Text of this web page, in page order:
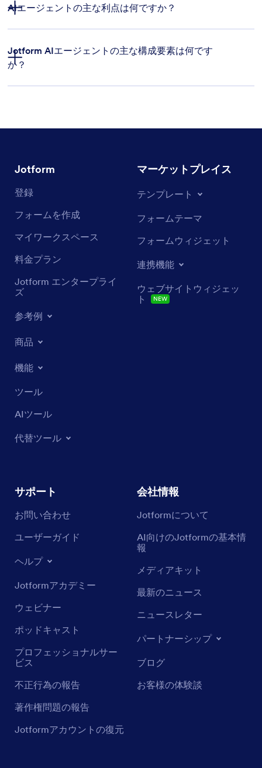
AIエージェントの主な利点は何ですか？
Jotform AIエージェントの主な構成要素は何です
か？
Jotform
登録
フォームを作成
マイワークスペース
料金プラン
Jotform エンタープライ
ズ
参考例
商品
機能
ツール
AIツール
代替ツール
マーケットプレイス
テンプレート
フォームテーマ
フォームウィジェット
連携機能
ウェブサイトウィジェッ
ト
NEW
サポート
お問い合わせ
ユーザーガイド
ヘルプ
Jotformアカデミー
ウェビナー
ポッドキャスト
プロフェッショナルサー
ビス
不正行為の報告
著作権問題の報告
Jotformアカウントの復元
会社情報
Jotformについて
AI向けのJotformの基本情
報
メディアキット
最新のニュース
ニュースレター
パートナーシップ
ブログ
お客様の体験談